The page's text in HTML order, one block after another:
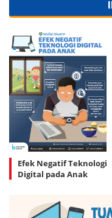
Efek Negatif Teknologi
Digital pada Anak